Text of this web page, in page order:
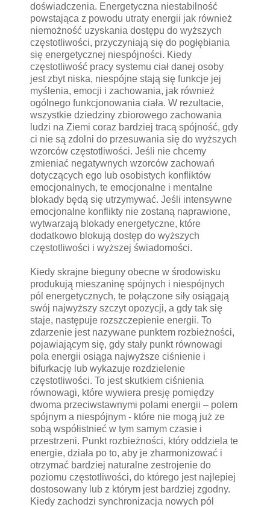
doświadczenia. Energetyczna niestabilność
powstająca z powodu utraty energii jak również
niemożność uzyskania dostępu do wyższych
częstotliwości, przyczyniają się do pogłębiania
się energetycznej niespójności. Kiedy
częstotliwość pracy systemu ciał danej osoby
jest zbyt niska, niespójne stają się funkcje jej
myślenia, emocji i zachowania, jak również
ogólnego funkcjonowania ciała. W rezultacie,
wszystkie dziedziny zbiorowego zachowania
ludzi na Ziemi coraz bardziej tracą spójność, gdy
ci nie są zdolni do przesuwania się do wyższych
wzorców częstotliwości. Jeśli nie chcemy
zmieniać negatywnych wzorców zachowań
dotyczących ego lub osobistych konfliktów
emocjonalnych, te emocjonalne i mentalne
blokady będą się utrzymywać. Jeśli intensywne
emocjonalne konflikty nie zostaną naprawione,
wytwarzają blokady energetyczne, które
dodatkowo blokują dostęp do wyższych
częstotliwości i wyższej świadomości.
Kiedy skrajne bieguny obecne w środowisku
produkują mieszaninę spójnych i niespójnych
pól energetycznych, te połączone siły osiągają
swój najwyższy szczyt opozycji, a gdy tak się
staje, następuje rozszczepienie energii. To
zdarzenie jest nazywane punktem rozbieżności,
pojawiającym się, gdy stały punkt równowagi
pola energii osiąga najwyższe ciśnienie i
bifurkację lub wykazuje rozdzielenie
częstotliwości. To jest skutkiem ciśnienia
równowagi, które wywiera presję pomiędzy
dwoma przeciwstawnymi polami energii – polem
spójnym a niespójnym - które nie mogą już ze
sobą współistnieć w tym samym czasie i
przestrzeni. Punkt rozbieżności, który oddziela te
energie, działa po to, aby je zharmonizować i
otrzymać bardziej naturalne zestrojenie do
poziomu częstotliwości, do którego jest najlepiej
dostosowany lub z którym jest bardziej zgodny.
Kiedy zachodzi synchronizacja nowych pól